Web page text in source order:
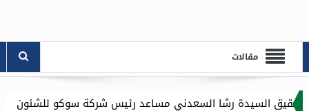
مقالات
السعدني مساعد رئيس شركة سوكو للشئون الادارية .. وموقع